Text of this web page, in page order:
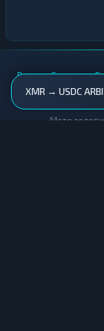
XMR → USDC
Вики • Города •